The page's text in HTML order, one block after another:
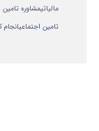
مالياتيمشاوره تامین
تامین اجتماعیانجام